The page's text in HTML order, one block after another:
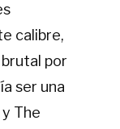
calibre,
por
ser una
The